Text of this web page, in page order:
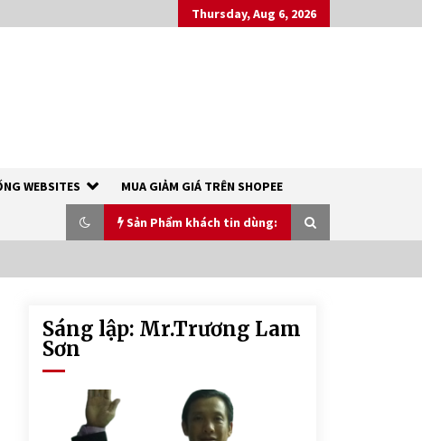
Thursday, Aug 6, 2026
WEBSITES MUA GIẢM GIÁ TRÊN SHOPEE
Sản Phẩm khách tin dùng:
XÀ PHÒNG SINH DƯỢC THIÊN NHIÊN
– RICH COCO SOAP
Sáng lập: Mr.Trương Lam
Sơn